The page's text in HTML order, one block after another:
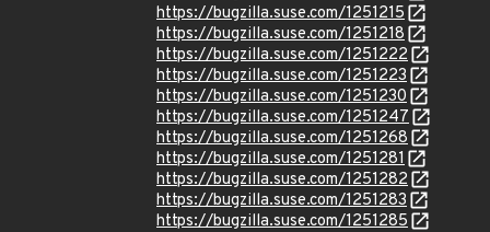
https://bugzilla.suse.com/1251215
https://bugzilla.suse.com/1251218
https://bugzilla.suse.com/1251222
https://bugzilla.suse.com/1251223
https://bugzilla.suse.com/1251230
https://bugzilla.suse.com/1251247
https://bugzilla.suse.com/1251268
https://bugzilla.suse.com/1251281
https://bugzilla.suse.com/1251282
https://bugzilla.suse.com/1251283
https://bugzilla.suse.com/1251285